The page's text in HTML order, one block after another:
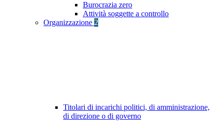
Burocrazia zero
Attività soggette a controllo
Organizzazione 2
Titolari di incarichi politici, di amministrazione,
di direzione o di governo